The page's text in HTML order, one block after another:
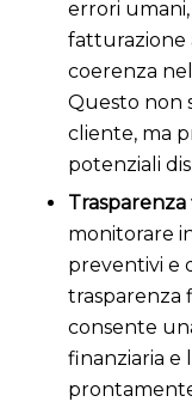
errori
fatturazione
coerenza
Questo non
cliente, ma
potenziali
monitorare
preventivi e
trasparenza
consente
finanziaria e